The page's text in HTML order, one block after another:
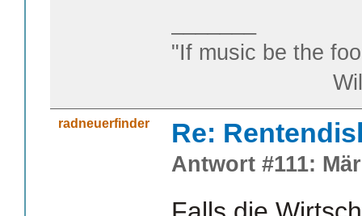
"If music be the
William
radneuerfinder Re:
Antwort #111: